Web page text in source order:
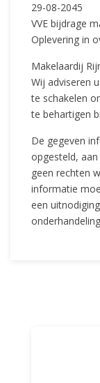
29-08-2045
VVE bijdrage
Oplevering in
Makelaardij
Wij adviseren
te schakelen
te behartigen
De gegeven
opgesteld,
geen rechten
informatie
een